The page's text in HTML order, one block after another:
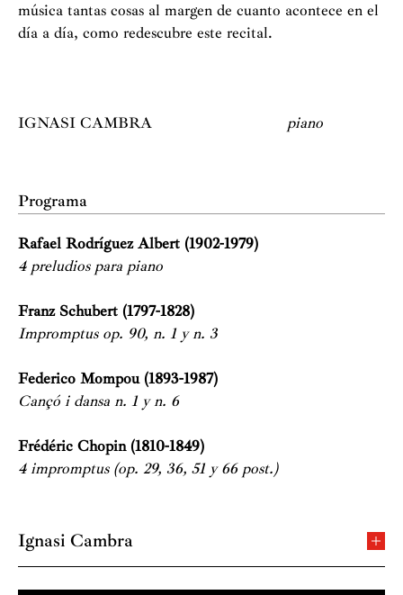
música tantas cosas al margen de cuanto acontece en el
día a día, como redescubre este recital.
IGNASI CAMBRA piano
Programa
Rafael Rodríguez Albert (1902-1979)
4 preludios para piano
Franz Schubert (1797-1828)
Impromptus op. 90, n. 1 y n. 3
Federico Mompou (1893-1987)
Cançó i dansa n. 1 y n. 6
Frédéric Chopin (1810-1849)
4 impromptus (op. 29, 36, 51 y 66 post.)
Ignasi Cambra
Ignasi Cambraes uno de los intérpretes actuales que